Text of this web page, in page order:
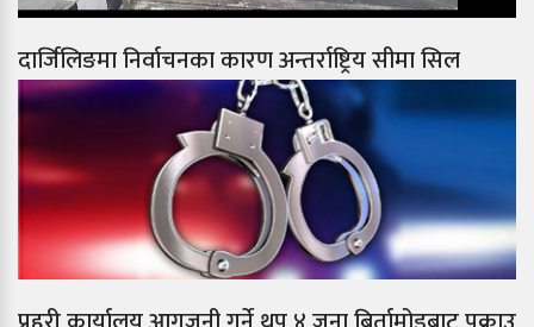
दार्जिलिङमा निर्वाचनका कारण अन्तर्राष्ट्रिय सीमा सिल